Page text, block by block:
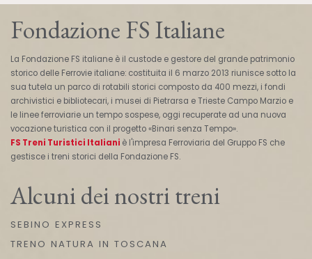
Fondazione FS Italiane
La Fondazione FS italiane è il custode e gestore del grande patrimonio
storico delle Ferrovie italiane: costituita il 6 marzo 2013 riunisce sotto la
sua tutela un parco di rotabili storici composto da 400 mezzi, i fondi
archivistici e bibliotecari, i musei di Pietrarsa e Trieste Campo Marzio e
le linee ferroviarie un tempo sospese, oggi recuperate ad una nuova
vocazione turistica con il progetto «Binari senza Tempo».
FS Treni Turistici Italiani è l'impresa Ferroviaria del Gruppo FS che
gestisce i treni storici della Fondazione FS.
Alcuni dei nostri treni
SEBINO EXPRESS
TRENO NATURA IN TOSCANA